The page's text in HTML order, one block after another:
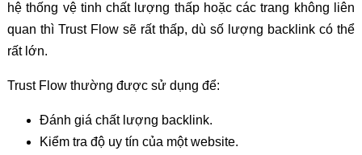
hệ thống vệ tinh chất lượng thấp hoặc các trang không liên
quan thì Trust Flow sẽ rất thấp, dù số lượng backlink có thể
rất lớn.
Trust Flow thường được sử dụng để:
Đánh giá chất lượng backlink.
Kiểm tra độ uy tín của một website.